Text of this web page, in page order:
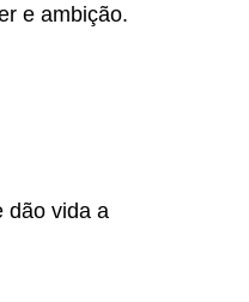
e ambição.
dão vida a